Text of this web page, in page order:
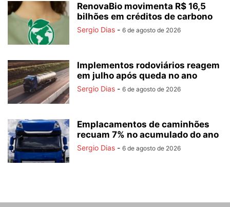
RenovaBio movimenta R$ 16,5
bilhões em créditos de carbono
Sergio Dias - 6 de agosto de 2026
Implementos rodoviários reagem
em julho após queda no ano
Sergio Dias - 6 de agosto de 2026
Emplacamentos de caminhões
recuam 7% no acumulado do ano
Sergio Dias - 6 de agosto de 2026